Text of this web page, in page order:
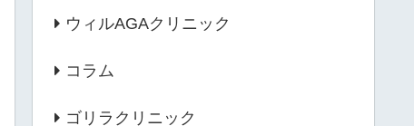
ウィルAGAクリニック
コラム
ゴリラクリニック